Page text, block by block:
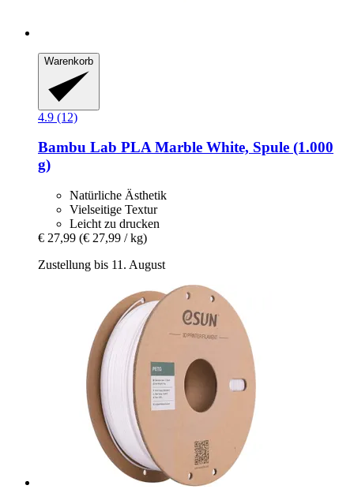
Warenkorb
4.9 (12)
Bambu Lab PLA Marble White, Spule (1.000
g)
Natürliche Ästhetik
Vielseitige Textur
Leicht zu drucken
€ 27,99 (€ 27,99 / kg)
Zustellung bis 11. August